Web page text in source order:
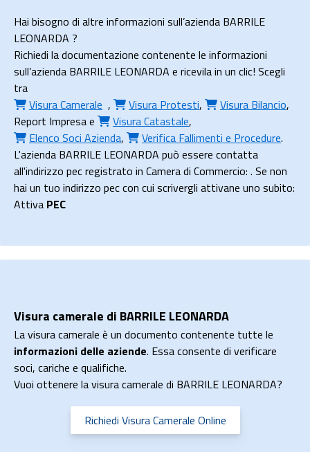
Hai bisogno di altre informazioni sull’azienda BARRILE
LEONARDA ?
Richiedi la documentazione contenente le informazioni
sull’azienda BARRILE LEONARDA e ricevila in un clic! Scegli
tra
Visura Camerale , Visura Protesti, Visura Bilancio,
Report Impresae Visura Catastale,
Elenco Soci Azienda, Verifica Fallimenti e Procedure.
L'azienda BARRILE LEONARDA può essere contatta
all'indirizzo pec registrato in Camera di Commercio: . Se non
hai un tuo indirizzo pec con cui scrivergli attivane uno subito:
Attiva PEC
Visura camerale di BARRILE LEONARDA
La visura camerale è un documento contenente tutte le
informazioni delle aziende. Essa consente di verificare
soci, cariche e qualifiche.
Vuoi ottenere la visura camerale di BARRILE LEONARDA?
Richiedi Visura Camerale Online